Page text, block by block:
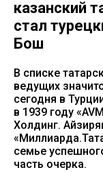
казанский
стал
Бош
В списке
ведущих
сегодня в
в 1939 году
Холдинг.
семье
часть очерка.